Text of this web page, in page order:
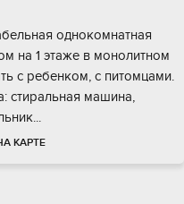
однокомнатная
на 1 этаже в монолитном
с ребенком, с питомцами.
стиральная машина,
КАРТЕ